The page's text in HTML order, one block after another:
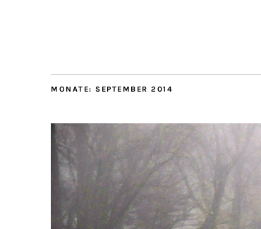
MONATE: SEPTEMBER 2014